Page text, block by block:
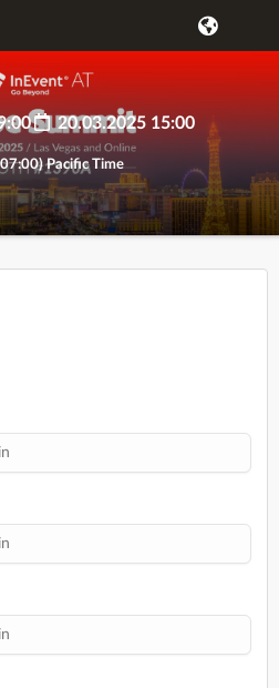
20.03.2025 15:00
Pacific Time